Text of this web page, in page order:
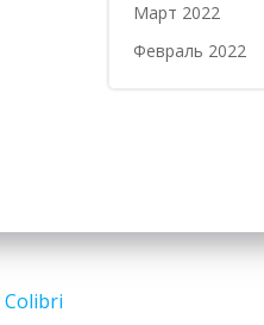
Март 2022
Февраль 2022
Colibri